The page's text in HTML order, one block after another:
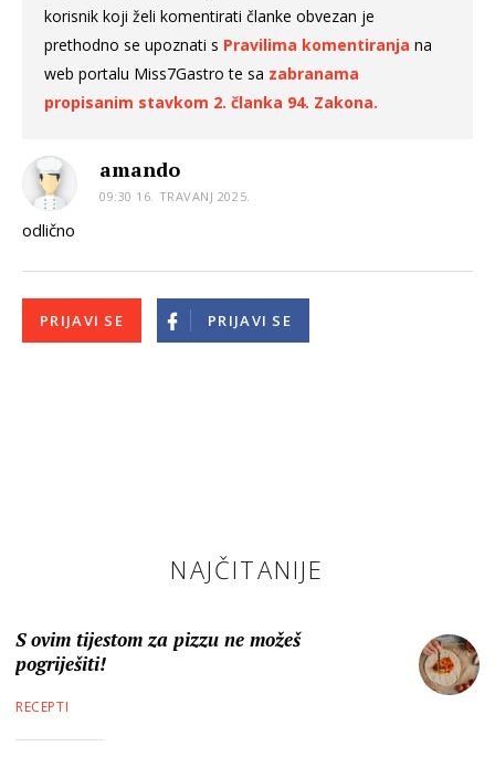
korisnik koji želi komentirati članke obvezan je
prethodno se upoznati s Pravilima komentiranja na
web portalu Miss7Gastro te sa zabranama
propisanim stavkom 2. članka 94. Zakona.
amando
09:30 16. TRAVANJ 2025.
odlično
PRIJAVI SE PRIJAVI SE
NAJČITANIJE
S ovim tijestom za pizzu ne možeš
pogriješiti!
RECEPTI